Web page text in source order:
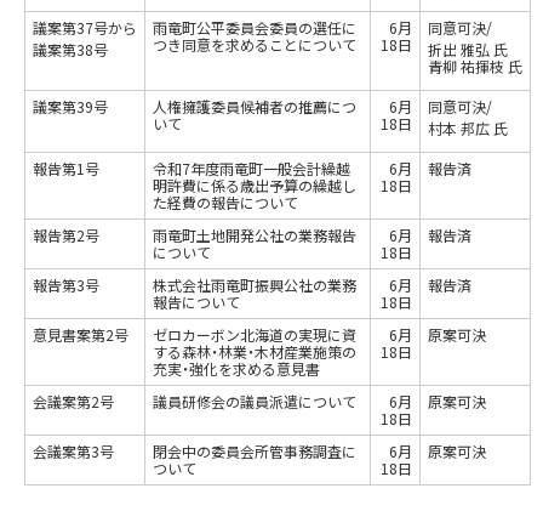
議案第37号から
議案第38号
雨竜町公平委員会委員の選任に
つき同意を求めることについて
6月
18日
同意可決/
折出 雅弘 氏
青柳 祐揮枝 氏
議案第39号
人権擁護委員候補者の推薦につ
いて
6月
18日
同意可決/
村本 邦広 氏
報告第1号
令和7年度雨竜町一般会計繰越
明許費に係る歳出予算の繰越し
た経費の報告について
6月
18日
報告済
報告第2号
雨竜町土地開発公社の業務報告
について
6月
18日
報告済
報告第3号
株式会社雨竜町振興公社の業務
報告について
6月
18日
報告済
意見書案第2号
ゼロカーボン北海道の実現に資
する森林・林業・木材産業施策の
充実・強化を求める意見書
6月
18日
原案可決
会議案第2号 議員研修会の議員派遣について
6月
18日
原案可決
会議案第3号
閉会中の委員会所管事務調査に
ついて
6月
18日
原案可決